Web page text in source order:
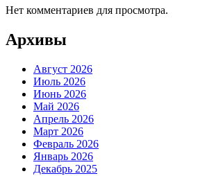
Нет комментариев для просмотра.
Архивы
Август 2026
Июль 2026
Июнь 2026
Май 2026
Апрель 2026
Март 2026
Февраль 2026
Январь 2026
Декабрь 2025